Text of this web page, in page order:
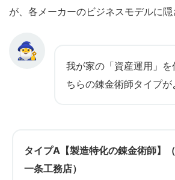
が、各メーカーのビジネスモデルに隠
🧙‍♂️
我が家の「資産運用」
ちらの錬金術師タイプが
タイプA【製造特化の錬金術師】（
一条工務店）